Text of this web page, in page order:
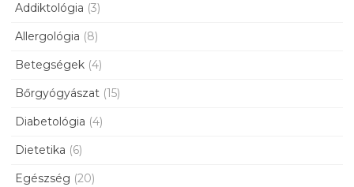
Addiktológia (3)
Allergológia (8)
Betegségek (4)
Bőrgyógyászat (15)
Diabetológia (4)
Dietetika (6)
Egészség (20)